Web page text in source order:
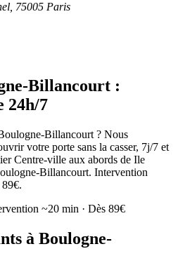
75005 Paris
Billancourt :
24h/7
Billancourt ? Nous
votre porte sans la casser, 7j/7 et
Centre-ville aux abords de Ile
Billancourt. Intervention
~20 min · Dès 89€
à Boulogne-